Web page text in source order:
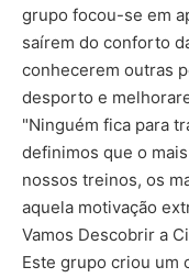
grupo focou-se em
saírem do conforto
conhecerem outras
desporto e
"Ninguém fica para
definimos que o
nossos treinos, os
aquela motivação
Vamos Descobrir a
Este grupo criou um